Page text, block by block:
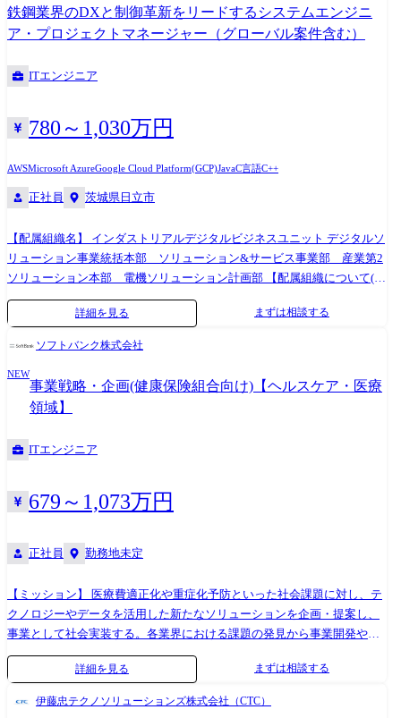
and business perspectives to launch new projects. The BRAIN Division
operates in the ADAS (Advanced Driver Assistance Systems) domain?an area
requirements, and no single “right answer.” In this role, you will: ・Develop a
Engage and align internal teams (R&D, Project Management, Product) ・
Shape winning proposals that balance specifications, pricing, and value In
carries greater business ownership and order responsibility than a Technical
Sales Engineer, while requiring deeper technical and project involvement than
technology and business. 【Key Responsibilities】 1.Creation of New
Business & New Projects - Own sales targets within the assigned product line -
Define and plan new business opportunities, including OEM-targeted new
Key Account Managers 2.Ownership of Order Intake (OI) - Achieve Order
externally toward New Project Approval - Identify, create, and lead strategic
“win” projects 3.Value Proposition & Commercial Insight for Customers -
Build compelling proposal stories based on customers’ technical and business
contexts - Go beyond requirement fulfillment to explain why specific
through consultative, insight-driven proposals (“teach the customer”)
(TDP) with customer roadmaps - Collaborate with Project Management and
R&D to design optimal specifications and pricing - Lead proposals that are
Specifications & Competitiveness - Lead specification development based on
Director - Define and communicate clear differentiation points against
competitors 6.nternal Alignment & Team Development - Deliver product and
technical training to sales teams - Participate in Order Intake budgeting and
with the Product Group Sales Director
鉄鋼業界のDXと制御革新をリードするシステムエンジニ
ア・プロジェクトマネージャー（グローバル案件含む）
ITエンジニア
780～1,030万円
AWSMicrosoft AzureGoogle Cloud Platform(GCP)JavaC言語C++
正社員 茨城県日立市
【配属組織名】 インダストリアルデジタルビジネスユニット デジタルソ
リューション事業統括本部 ソリューション&サービス事業部 産業第2
ソリューション本部 電機ソリューション計画部 【配属組織について(概
要・ミッション)】 本組織は、鉄鋼・非鉄金属業界に特化した業界担当の
アカウントシステムエンジニア(SE)チームです。国内外の製鉄所を対象
ューションを提供しています。単なる製品導入に留まらず、製造プロセ
スの高度化・自動化、スマートファクトリー化を支援することをミッシ
ョンとしています。 【携わる事業・ビジネス・サービス・製品など】 国
等)や最新のDX技術(AI、ビッグデータ、IoT等)を活用したシステムの導
討、技術提案、プロジェクトマネジメントまで幅広い領域をカバーして
いただきます。 <製品・ソリューション一覧>
鉄鋼制御システム 納入実績>
<AIを活用した冷間圧延機のリアルタイム制御技術>
https://www.hitachi.co.jp/New/cnews/month/2017/10/1031c.pdf <鉄鋼生産の
バリューチェーンをAIで最適化>
【職務概要】 製鉄・鉄鋼業界の大手顧客を対象に、電気制御システムや
せ、要件ヒアリング、導入計画の策定といった上流工程から、技術提
詳細を見る まずは相談する
ソフトバンク株式会社
NEW
事業戦略・企画(健康保険組合向け)【ヘルスケア・医療
領域】
ITエンジニア
679～1,073万円
正社員 勤務地未定
【ミッション】 医療費適正化や重症化予防といった社会課題に対し、テ
クノロジーやデータを活用した新たなソリューションを企画・提案し、
事業として社会実装する。各業界における課題の発見から事業開発やソ
リューション企画、提案、導入、運用設計までを一気通貫で推進し、継
続的な価値創出を実現する。 【主な業務内容】 法人および健康保険組合
向けヘルスケア事業の事業開発、ソリューション企画、提案および実装
詳細を見る まずは相談する
伊藤忠テクノソリューションズ株式会社（CTC）